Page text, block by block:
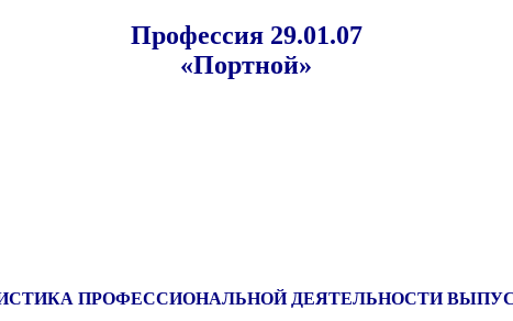
Профессия 29.01.07
«Портной»
ПРОФЕССИОНАЛЬНОЙ ДЕЯТЕЛЬНОСТИ